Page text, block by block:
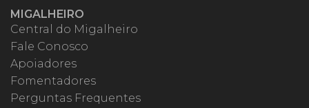
MIGALHEIRO
Central do Migalheiro
Fale Conosco
Apoiadores
Fomentadores
Perguntas Frequentes